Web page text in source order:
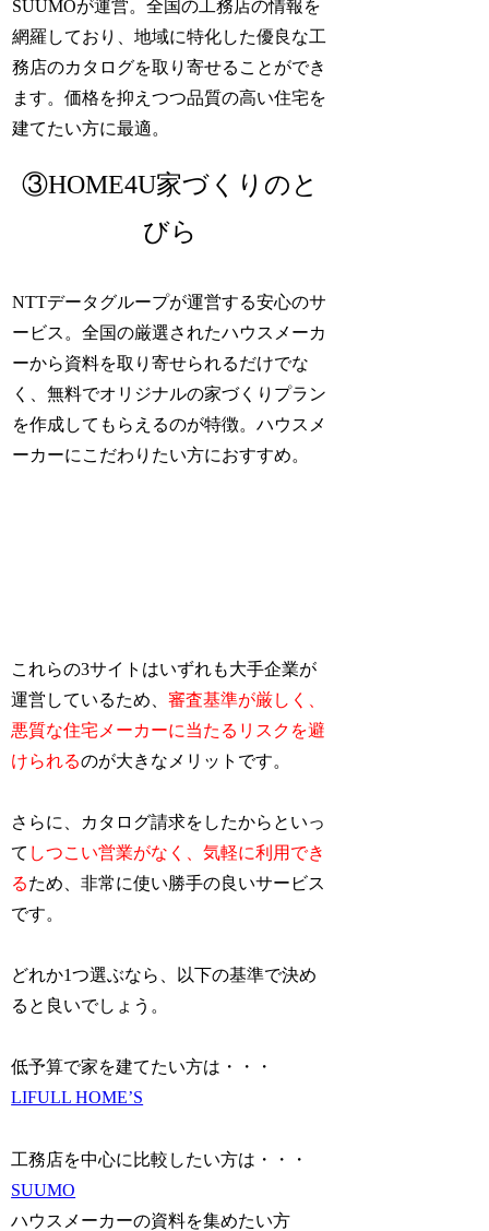
SUUMOが運営。全国の工務店の情報を
網羅しており、地域に特化した優良な工
務店のカタログを取り寄せることができ
ます。価格を抑えつつ品質の高い住宅を
建てたい方に最適。
③HOME4U家づくりのと
びら
NTTデータグループが運営する安心のサ
ービス。全国の厳選されたハウスメーカ
ーから資料を取り寄せられるだけでな
く、無料でオリジナルの家づくりプラン
を作成してもらえるのが特徴。ハウスメ
ーカーにこだわりたい方におすすめ。
これらの3サイトはいずれも大手企業が
運営しているため、審査基準が厳しく、
悪質な住宅メーカーに当たるリスクを避
けられるのが大きなメリットです。
さらに、カタログ請求をしたからといっ
て しつこい営業がなく、気軽に利用でき
るため、非常に使い勝手の良いサービス
です。
どれか1つ選ぶなら、以下の基準で決め
ると良いでしょう。
低予算で家を建てたい方は・・・
LIFULL HOME’S
工務店を中心に比較したい方は・・・
SUUMO
ハウスメーカーの資料を集めたい方